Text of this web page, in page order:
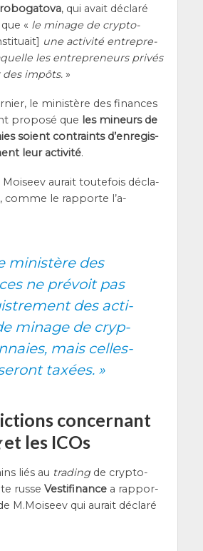
, qui avait décla­ré
« le minage de cryp­to-
une acti­vi­té entre­pre­
les entre­pre­neurs pri­vés
impôts.»
le minis­tère des finances
pro­po­sé que les mineurs de
soient contraints d’en­re­gis­
leur acti­vi­té.
Moi­seev aurait tou­te­fois décla­
comme le rap­porte l’a­
minis­tère des
ne pré­voit pas
des acti­
minage de cryp­
mais celles-
taxées. »
concernant
et les ICOs
liés au tra­dingde cryp­to-
russe Ves­ti­fi­nancea rap­por­
M.Moiseev qui aurait décla­ré